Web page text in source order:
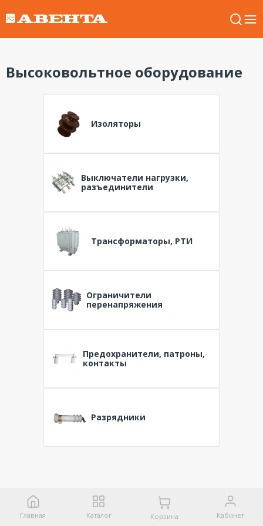
Высоковольтное оборудование
Изоляторы
Выключатели нагрузки,
разъединители
Трансформаторы, РТИ
Ограничители
перенапряжения
Предохранители, патроны,
контакты
Разрядники
Главная Каталог Корзина Кабинет